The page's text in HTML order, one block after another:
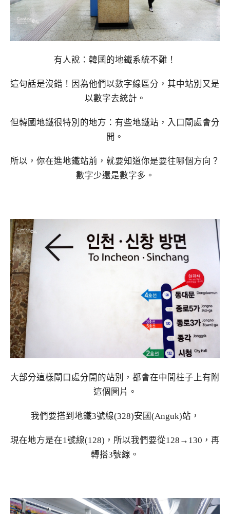
有人說：韓國的地鐵系統不難！
這句話是沒錯！因為他們以數字線區分，其中站別又是
以數字去統計。
但韓國地鐵很特別的地方：有些地鐵站，入口閘處會分
開。
所以，你在進地鐵站前，就要知道你是要往哪個方向？
數字少還是數字多。
大部分這樣閘口處分開的站別，都會在中間柱子上有附
這個圖片。
我們要搭到地鐵3號線(328)安國(Anguk)站，
現在地方是在1號線(128)，所以我們要從128→130，再
轉搭3號線。